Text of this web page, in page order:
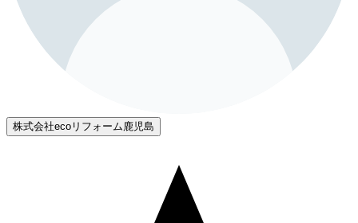
株式会社ecoリフォーム鹿児島